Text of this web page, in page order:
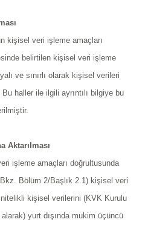
kişisel veri işleme amaçları
belirtilen kişisel veri işleme
ve sınırlı olarak kişisel verileri
haller ile ilgili ayrıntılı bilgiye bu
Aktarılması
işleme amaçları doğrultusunda
Bölüm 2/Başlık 2.1) kişisel veri
kişisel verilerini (KVK Kurulu
yurt dışında mukim üçüncü